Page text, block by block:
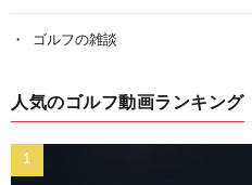
ゴルフの雑談
人気のゴルフ動画ランキング